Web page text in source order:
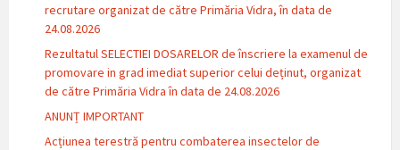
recrutare organizat de către Primăria Vidra, în data de
24.08.2026
Rezultatul SELECTIEI DOSARELOR de înscriere la examenul de
promovare in grad imediat superior celui deținut, organizat
de către Primăria Vidra în data de 24.08.2026
ANUNȚ IMPORTANT
Acțiunea terestră pentru combaterea insectelor de